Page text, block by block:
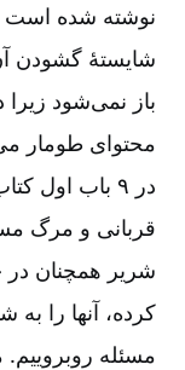
نوشته شده است
شایستۀ گشودن
باز نمی‌‌شود
محتوای طومار
در ۹ باب
قربانی و مرگ
شریر همچنان در
کرده، آنها را
مسئله روبروییم.